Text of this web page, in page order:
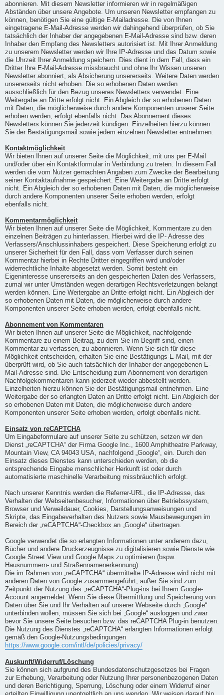
abonnieren. Mit diesem Newsletter informieren wir in regelmäßigen
Abständen über unsere Angebote. Um unseren Newsletter empfangen zu
können, benötigen Sie eine gültige E-Mailadresse. Die von Ihnen
eingetragene E-Mail-Adresse werden wir dahingehend überprüfen, ob Sie
tatsächlich der Inhaber der angegebenen E-Mail-Adresse sind bzw. deren
Inhaber den Empfang des Newsletters autorisiert ist. Mit Ihrer Anmeldung
zu unserem Newsletter werden wir Ihre IP-Adresse und das Datum sowie
die Uhrzeit Ihrer Anmeldung speichern. Dies dient in dem Fall, dass ein
Dritter Ihre E-Mail-Adresse missbraucht und ohne Ihr Wissen unseren
Newsletter abonniert, als Absicherung unsererseits. Weitere Daten werden
unsererseits nicht erhoben. Die so erhobenen Daten werden
ausschließlich für den Bezug unseres Newsletters verwendet. Eine
Weitergabe an Dritte erfolgt nicht. Ein Abgleich der so erhobenen Daten
mit Daten, die möglicherweise durch andere Komponenten unserer Seite
erhoben werden, erfolgt ebenfalls nicht. Das Abonnement dieses
Newsletters können Sie jederzeit kündigen. Einzelheiten hierzu können
Sie der Bestätigungsmail sowie jedem einzelnen Newsletter entnehmen.
Kontaktmöglichkeit
Wir bieten Ihnen auf unserer Seite die Möglichkeit, mit uns per E-Mail
und/oder über ein Kontaktformular in Verbindung zu treten. In diesem Fall
werden die vom Nutzer gemachten Angaben zum Zwecke der Bearbeitung
seiner Kontaktaufnahme gespeichert. Eine Weitergabe an Dritte erfolgt
nicht. Ein Abgleich der so erhobenen Daten mit Daten, die möglicherweise
durch andere Komponenten unserer Seite erhoben werden, erfolgt
ebenfalls nicht.
Kommentarmöglichkeit
Wir bieten Ihnen auf unserer Seite die Möglichkeit, Kommentare zu den
einzelnen Beiträgen zu hinterlassen. Hierbei wird die IP- Adresse des
Verfassers/Anschlussinhabers gespeichert. Diese Speicherung erfolgt zu
unserer Sicherheit für den Fall, dass vom Verfasser durch seinen
Kommentar hierbei in Rechte Dritter eingegriffen wird und/oder
widerrechtliche Inhalte abgesetzt werden. Somit besteht ein
Eigeninteresse unsererseits an den gespeicherten Daten des Verfassers,
zumal wir unter Umständen wegen derartigen Rechtsverletzungen belangt
werden können. Eine Weitergabe an Dritte erfolgt nicht. Ein Abgleich der
so erhobenen Daten mit Daten, die möglicherweise durch andere
Komponenten unserer Seite erhoben werden, erfolgt ebenfalls nicht.
Abonnement von Kommentaren
Wir bieten Ihnen auf unserer Seite die Möglichkeit, nachfolgende
Kommentare zu einem Beitrag, zu dem Sie im Begriff sind, einen
Kommentar zu verfassen, zu abonnieren. Wenn Sie sich für diese
Möglichkeit entscheiden, erhalten Sie eine Bestätigungs-E-Mail, mit der
überprüft wird, ob Sie auch tatsächlich der Inhaber der angegebenen E-
Mail-Adresse sind. Die Entscheidung zum Abonnement von derartigen
Nachfolgekommentaren kann jederzeit wieder abbestellt werden.
Einzelheiten hierzu können Sie der Bestätigungsmail entnehmen. Eine
Weitergabe der so erlangten Daten an Dritte erfolgt nicht. Ein Abgleich der
so erhobenen Daten mit Daten, die möglicherweise durch andere
Komponenten unserer Seite erhoben werden, erfolgt ebenfalls nicht.
Einsatz von reCAPTCHA
Um Eingabeformulare auf unserer Seite zu schützen, setzen wir den
Dienst „reCAPTCHA“ der Firma Google Inc., 1600 Amphitheatre Parkway,
Mountain View, CA 94043 USA, nachfolgend „Google“, ein. Durch den
Einsatz dieses Dienstes kann unterschieden werden, ob die
entsprechende Eingabe menschlicher Herkunft ist oder durch
automatisierte maschinelle Verarbeitung missbräuchlich erfolgt.
Nach unserer Kenntnis werden die Referrer-URL, die IP-Adresse, das
Verhalten der Webseitenbesucher, Informationen über Betriebssystem,
Browser und Verweildauer, Cookies, Darstellungsanweisungen und
Skripte, das Eingabeverhalten des Nutzers sowie Mausbewegungen im
Bereich der „reCAPTCHA“-Checkbox an „Google“ übertragen.
Google verwendet die so erlangten Informationen unter anderem dazu,
Bücher und andere Druckerzeugnisse zu digitalisieren sowie Dienste wie
Google Street View und Google Maps zu optimieren (bspw.
Hausnummern- und Straßennamenerkennung).
Die im Rahmen von „reCAPTCHA“ übermittelte IP-Adresse wird nicht mit
anderen Daten von Google zusammengeführt, außer Sie sind zum
Zeitpunkt der Nutzung des „reCAPTCHA“-Plug-ins bei Ihrem Google-
Account angemeldet. Wenn Sie diese Übermittlung und Speicherung von
Daten über Sie und Ihr Verhalten auf unserer Webseite durch „Google“
unterbinden wollen, müssen Sie sich bei „Google“ ausloggen und zwar
bevor Sie unsere Seite besuchen bzw. das reCAPTCHA Plug-in benutzen.
Die Nutzung des Dienstes „reCAPTCHA“ erlangten Informationen erfolgt
gemäß den Google-Nutzungsbedingungen
https://www.google.com/intl/de/policies/privacy/
Auskunft/Widerruf/Löschung
Sie können sich aufgrund des Bundesdatenschutzgesetzes bei Fragen
zur Erhebung, Verarbeitung oder Nutzung Ihrer personenbezogenen Daten
und deren Berichtigung, Sperrung, Löschung oder einem Widerruf einer